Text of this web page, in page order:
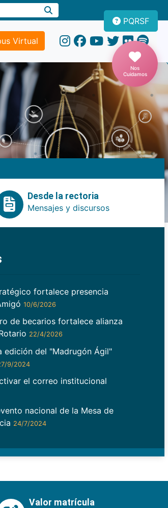
Virtual
PQRSF
Nos
Cuidamos
Desde la rectoria
Mensajes y discursos
fortalece presencia
10/6/2026
de becarios fortalece alianza
22/4/2026
edición del "Madrugón Ágil"
9/2024
el correo institucional
nacional de la Mesa de
24/7/2024
Valor matrícula